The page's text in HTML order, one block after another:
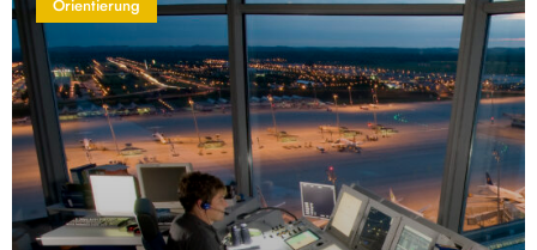
Orientierung